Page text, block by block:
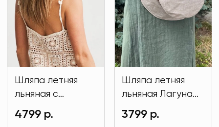
Шляпа летняя
льняная с
широкими полями
бежевого цвета
4799 р.
Шляпа летняя
льняная Лагуна
бежевого цвета
MODLAV ML6244-
3799 р.